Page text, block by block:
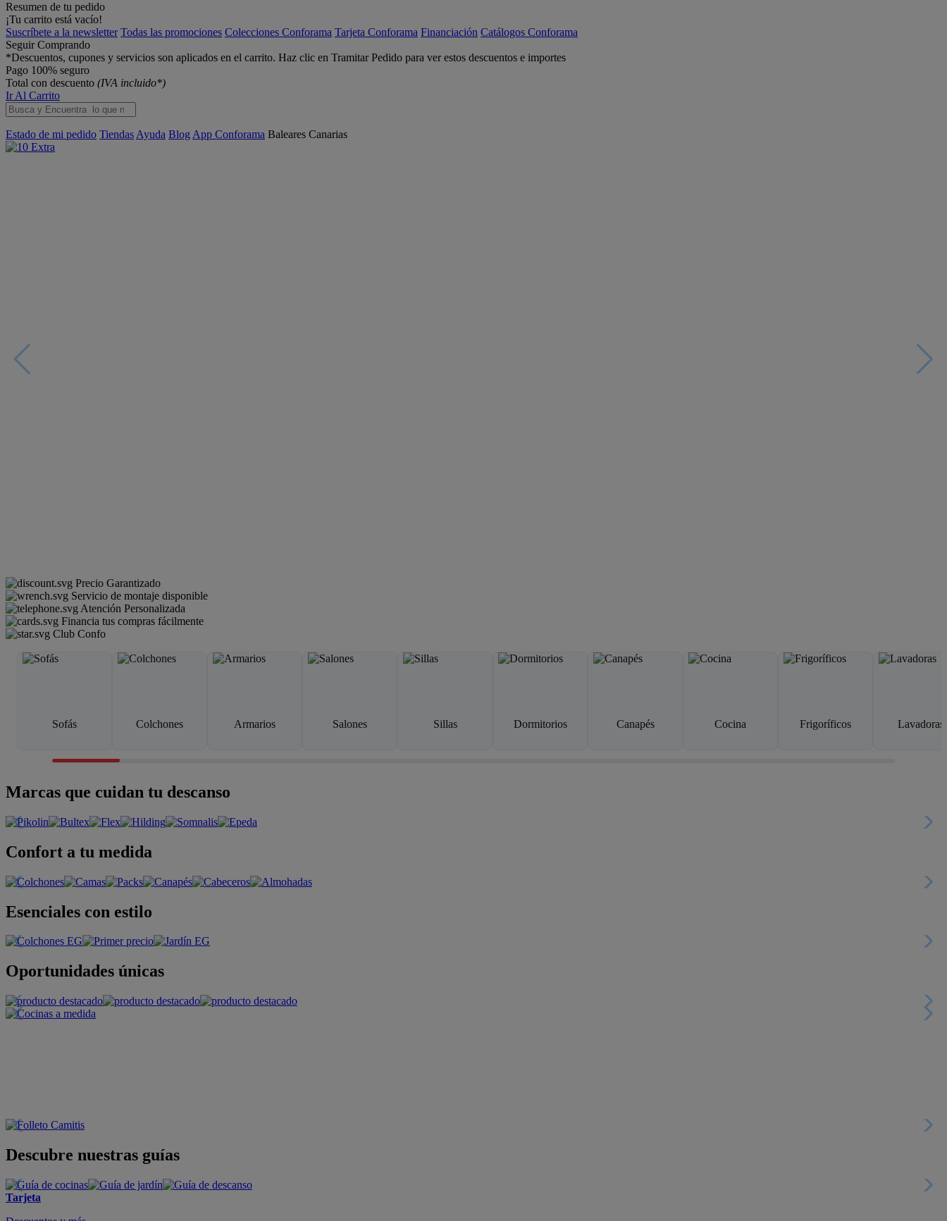
Resumen de tu pedido
¡Tu carrito está vacío!
Suscríbete a la newsletter Todas las promociones Colecciones Conforama Tarjeta Conforama Financiación Catálogos Conforama
Seguir Comprando
*Descuentos, cupones y servicios son aplicados en el carrito. Haz clic en Tramitar Pedido para ver estos descuentos e importes
Pago 100% seguro
Total con descuento (IVA incluido*)
Ir Al Carrito
Estado de mi pedido Tiendas Ayuda Blog App Conforama Baleares Canarias
Precio Garantizado
Servicio de montaje disponible
Atención Personalizada
Financia tus compras fácilmente
Club Confo
Sofás Colchones Armarios Salones Sillas Dormitorios Canapés Cocina Frigoríficos Lavadoras
Marcas que cuidan tu descanso
Confort a tu medida
Esenciales con estilo
Oportunidades únicas
Descubre nuestras guías
Tarjeta